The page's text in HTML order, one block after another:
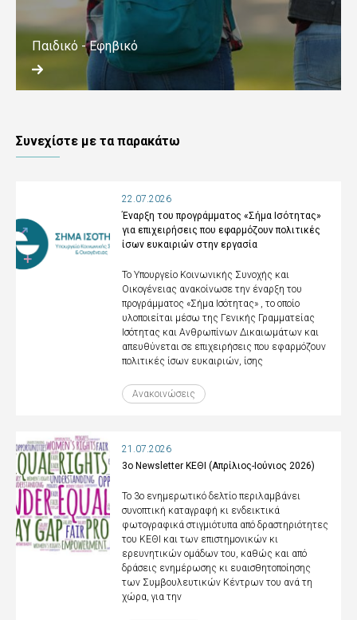
Παιδικό - Εφηβικό
Συνεχίστε με τα παρακάτω
22.07.2026
Έναρξη του προγράμματος «Σήμα Ισότητας»
για επιχειρήσεις που εφαρμόζουν πολιτικές
ίσων ευκαιριών στην εργασία
Το Υπουργείο Κοινωνικής Συνοχής και
Οικογένειας ανακοίνωσε την έναρξη του
προγράμματος «Σήμα Ισότητας» , το οποίο
υλοποιείται μέσω της Γενικής Γραμματείας
Ισότητας και Ανθρωπίνων Δικαιωμάτων και
απευθύνεται σε επιχειρήσεις που εφαρμόζουν
πολιτικές ίσων ευκαιριών, ίσης
Ανακοινώσεις
21.07.2026
3ο Newsletter ΚΕΘΙ (Απρίλιος-Ιούνιος 2026)
Το 3ο ενημερωτικό δελτίο περιλαμβάνει
συνοπτική καταγραφή κι ενδεικτικά
φωτογραφικά στιγμιότυπα από δραστηριότητες
του ΚΕΘΙ και των επιστημονικών κι
ερευνητικών ομάδων του, καθώς και από
δράσεις ενημέρωσης κι ευαισθητοποίησης
των Συμβουλευτικών Κέντρων του ανά τη
χώρα, για την